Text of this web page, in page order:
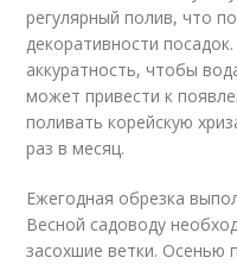
регулярный полив, что
декоративности
аккуратность, чтобы
может привести к
поливать корейскую
раз в месяц.
Ежегодная обрезка
Весной садоводу
засохшие ветки. Осенью